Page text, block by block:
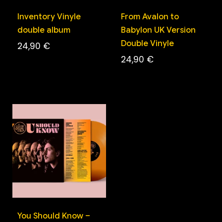
Inventory Vinyle
double album
24,90 €
From Avalon to
Babylon UK Version
Double Vinyle
24,90 €
You Should Know –